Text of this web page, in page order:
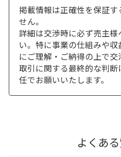
掲載情報は正確性を保証す
せん。
詳細は交渉時に必ず売主様
い。特に事業の仕組みや
にご理解・ご納得の上で交
取引に関する最終的な判
任でお願いいたします。
よくあ